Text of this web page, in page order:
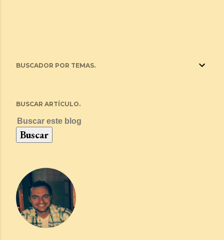
BUSCADOR POR TEMAS.
BUSCAR ARTÍCULO.